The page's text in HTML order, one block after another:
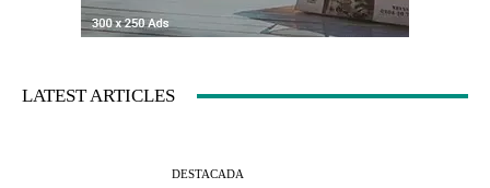
LATEST ARTICLES
DESTACADA